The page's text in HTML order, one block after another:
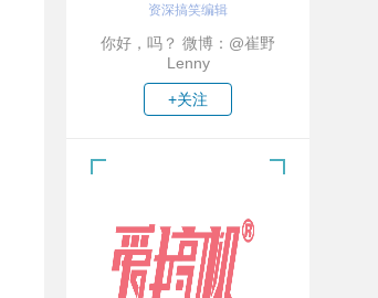
资深搞笑编辑
你好，吗？ 微博：@崔野
Lenny
+关注